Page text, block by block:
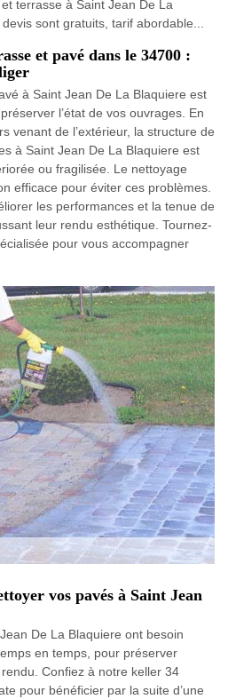
terrasse à Saint Jean De La
sont gratuits, tarif abordable...
et pavé dans le 34700 :
à Saint Jean De La Blaquiere est
l’état de vos ouvrages. En
venant de l’extérieur, la structure de
à Saint Jean De La Blaquiere est
ou fragilisée. Le nettoyage
efficace pour éviter ces problèmes.
les performances et la tenue de
leur rendu esthétique. Tournez-
pour vous accompagner
vos pavés à Saint Jean
De La Blaquiere ont besoin
en temps, pour préserver
Confiez à notre keller 34
pour bénéficier par la suite d’une